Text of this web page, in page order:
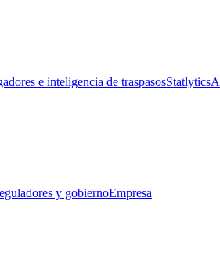
e inteligencia de traspasosStatlytics
y gobiernoEmpresa